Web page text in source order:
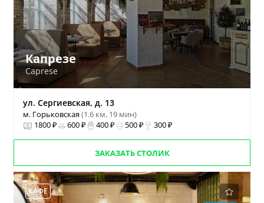
Капрезе
Caprese
ул. Сергиевская, д. 13
м. Горьковская(1.6 км, 19 мин)
1800 ₽
600 ₽ 400 ₽ 500 ₽ 300 ₽
ЗАКАЗАТЬ СТОЛИК
КАФЕ